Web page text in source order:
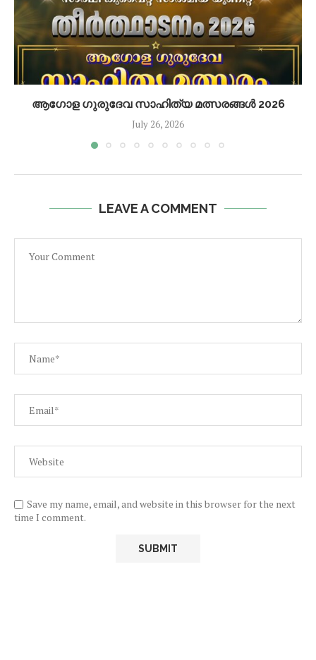
ആഗോള ഗുരുദേവ സാഹിത്യ മത്സരങ്ങൾ 2026
July 26, 2026
LEAVE A COMMENT
Save my name, email, and website in this browser for the next
time I comment.